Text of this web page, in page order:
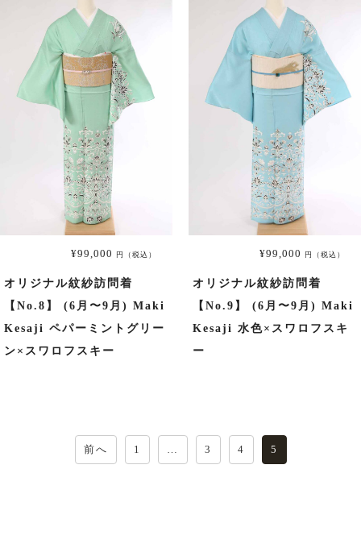
訪問着（袷）
プラン・料金
訪問着の商品一覧へ
振袖
プラン・料金
成人式プラン
¥99,000 円（税込）
オリジナル紋紗訪問着
【No.8】 (6月〜9月) Maki
Kesaji ペパーミントグリー
ン×スワロフスキー
¥99,000 円（税込）
オリジナル紋紗訪問着
【No.9】 (6月〜9月) Maki
Kesaji 水色×スワロフスキ
ー
投
の
前へ 1 … 3 4 5